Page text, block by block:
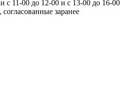
с 11-00 до 12-00 и с 13-00 до 16-00
согласованные заранее